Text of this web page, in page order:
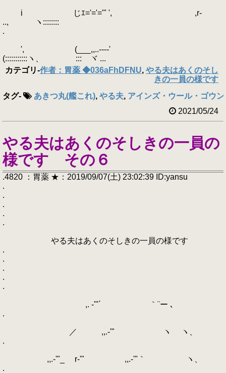
i じｴ='='='" ', ,r-
.., ヽ::::::::ゝ
.
', (___,,..----'
(:::::::::::ヽ、 ゞ::: ヾ ...
カテゴリ-作者：胃薬 ◆036aFhDFNU, やる夫はあくのそし
きの一員の様です
タグ- あきつ丸(艦これ), やる夫, アインズ・ウール・ゴウ
2021/05/24
やる夫はあくのそしきの一員の
様です その６
.4820 ：胃薬 ★：2019/09/07(土) 23:02:39 ID:yansu
.
.
.
.
.
やる夫はあくのそしきの一員の様です
.
.
.
.
.
,. -'"´ ｀¨ー ､
.
／ ,,.-'" ヽ ヽ、
.
,,.-'"_ r‐'" ,,.-'"｀ ヽ、
.